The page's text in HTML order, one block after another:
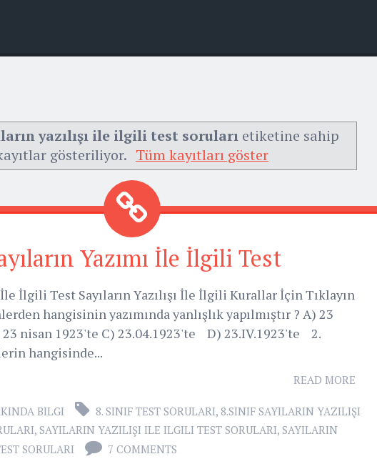
yazılışı ile ilgili test sorularıetiketine sahip
gösteriliyor. Tüm kayıtları göster
Yazımı İle İlgili Test
İle İlgili Test Sayıların Yazılışı İle İlgili Kurallar İçin Tıklayın
hangisinin yazımında yanlışlık yapılmıştır ? A) 23
23 nisan 1923'te C) 23.04.1923'te D) 23.IV.1923'te 2.
hangisinde...
READ MORE
BILGI 8. SINIF TEST SORULARI, 8.SINIF SAYILARIN YAZILIŞI
, SAYILARIN YAZILIŞI ILE ILGILI TEST SORULARI, SAYILARIN
SORULARI
7 COMMENTS